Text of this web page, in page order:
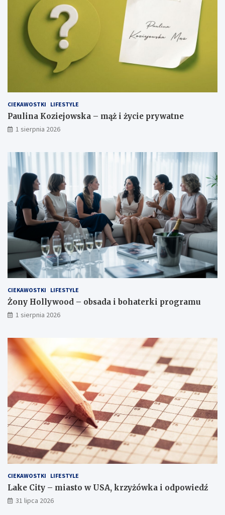
CIEKAWOSTKI LIFESTYLE
Paulina Koziejowska – mąż i życie prywatne
1 sierpnia 2026
CIEKAWOSTKI LIFESTYLE
Żony Hollywood – obsada i bohaterki programu
1 sierpnia 2026
CIEKAWOSTKI LIFESTYLE
Lake City – miasto w USA, krzyżówka i odpowiedź
31 lipca 2026